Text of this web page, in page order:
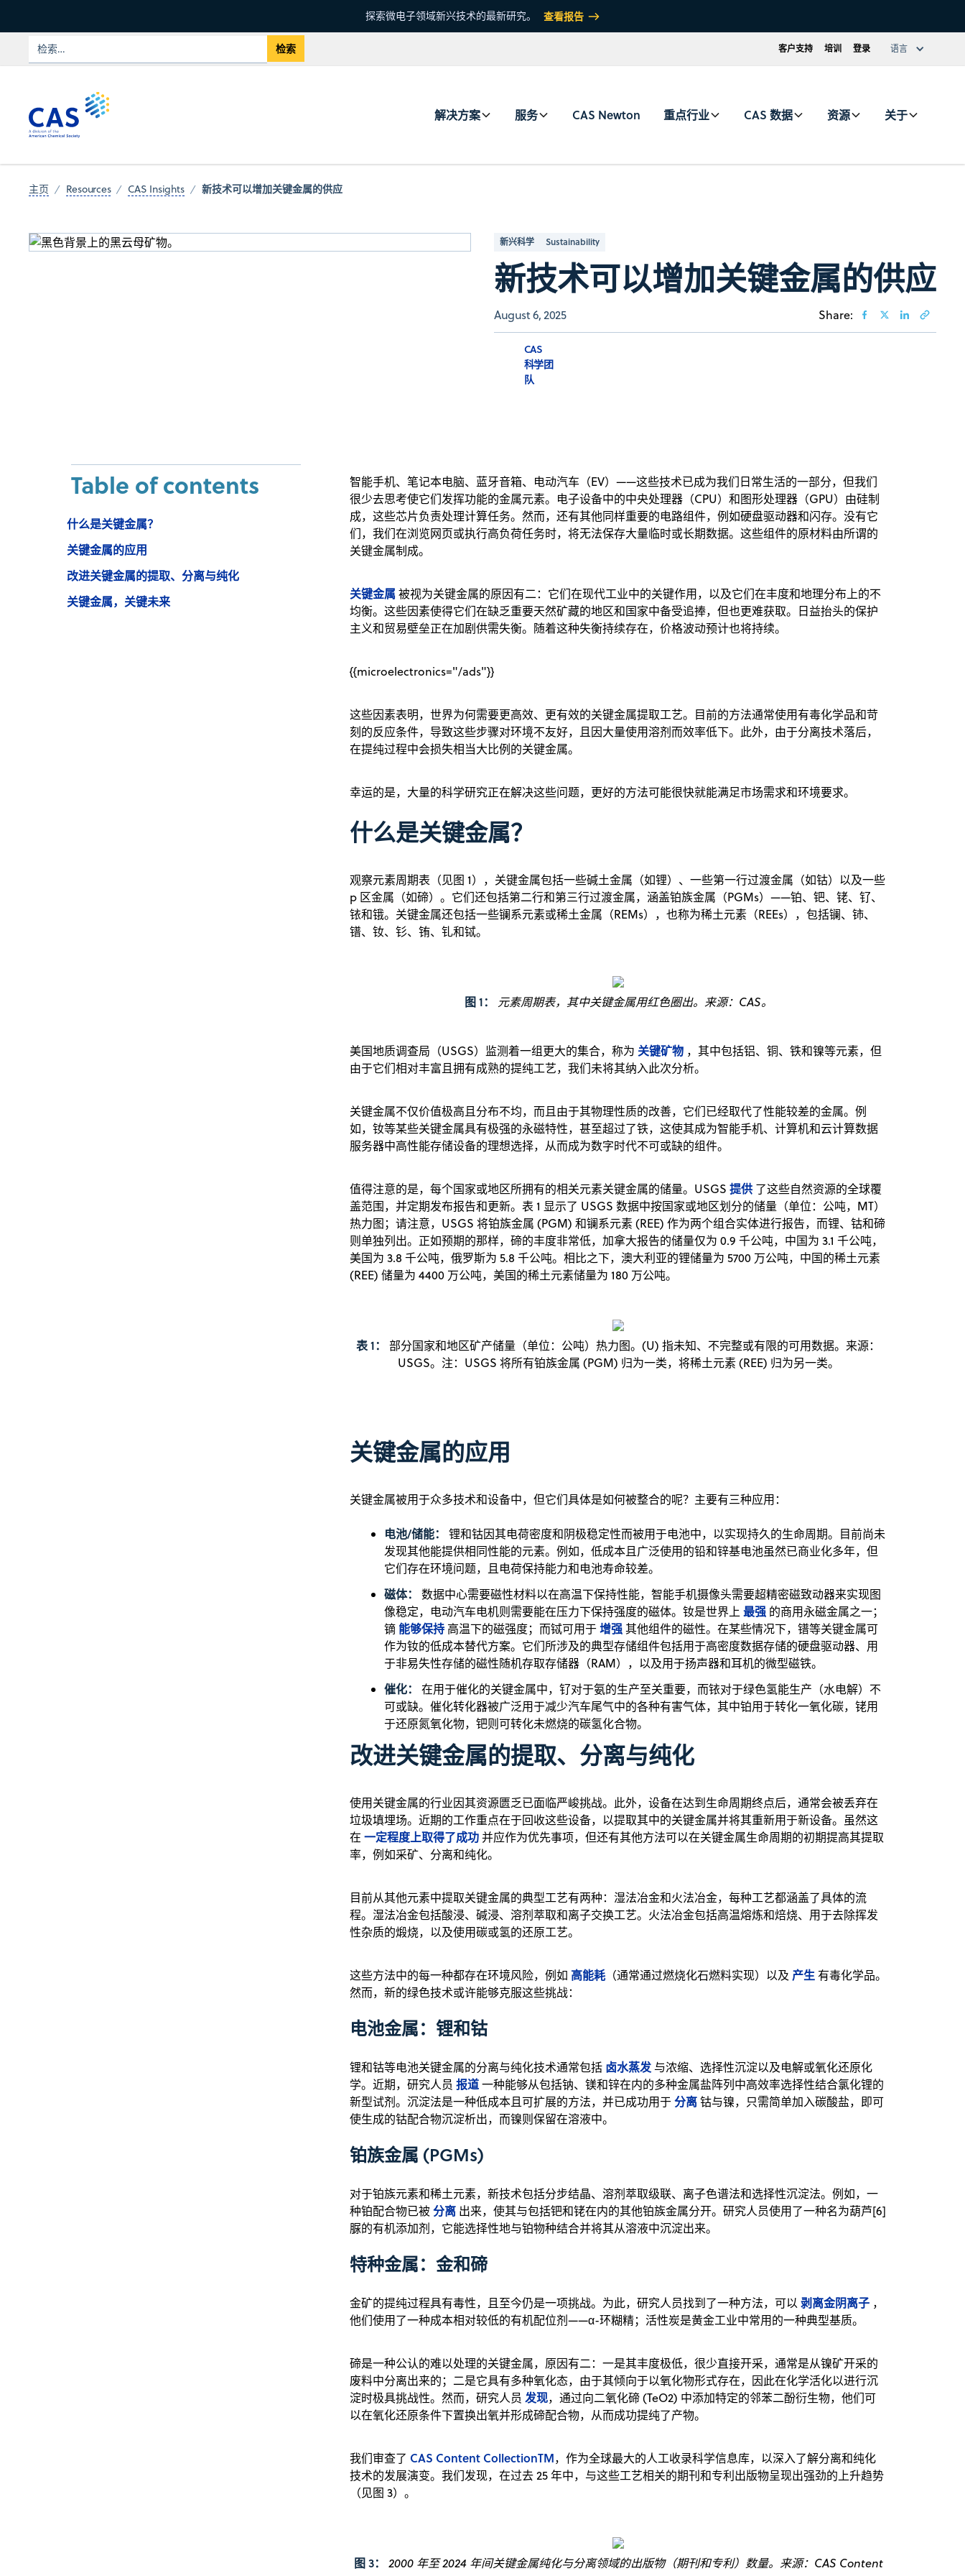
探索微电子领域新兴技术的最新研究。 查看报告
客户支持 培训 登录 语言
解决方案 服务 CAS Newton 重点行业 CAS 数据 资源 关于
主页 Resources CAS Insights 新技术可以增加关键金属的供应
新兴科学 Sustainability
新技术可以增加关键金属的供应
August 6, 2025 Share:
CAS
科学团
队
Table of contents
什么是关键金属？
关键金属的应用
改进关键金属的提取、分离与纯化
关键金属，关键未来
智能手机、笔记本电脑、蓝牙音箱、电动汽车（EV）——这些技术已成为我们日常生活的一部分，但我们
很少去思考使它们发挥功能的金属元素。电子设备中的中央处理器（CPU）和图形处理器（GPU）由硅制
成，这些芯片负责处理计算任务。然而，还有其他同样重要的电路组件，例如硬盘驱动器和闪存。没有它
们，我们在浏览网页或执行高负荷任务时，将无法保存大量临时或长期数据。这些组件的原材料由所谓的
关键金属制成。
关键金属 被视为关键金属的原因有二：它们在现代工业中的关键作用，以及它们在丰度和地理分布上的不
均衡。这些因素使得它们在缺乏重要天然矿藏的地区和国家中备受追捧，但也更难获取。日益抬头的保护
主义和贸易壁垒正在加剧供需失衡。随着这种失衡持续存在，价格波动预计也将持续。
{{microelectronics="/ads"}}
这些因素表明，世界为何需要更高效、更有效的关键金属提取工艺。目前的方法通常使用有毒化学品和苛
刻的反应条件，导致这些步骤对环境不友好，且因大量使用溶剂而效率低下。此外，由于分离技术落后，
在提纯过程中会损失相当大比例的关键金属。
幸运的是，大量的科学研究正在解决这些问题，更好的方法可能很快就能满足市场需求和环境要求。
什么是关键金属？
观察元素周期表（见图 1），关键金属包括一些碱土金属（如锂）、一些第一行过渡金属（如钴）以及一些
p 区金属（如碲）。它们还包括第二行和第三行过渡金属，涵盖铂族金属（PGMs）——铂、钯、铑、钌、
铱和锇。关键金属还包括一些镧系元素或稀土金属（REMs），也称为稀土元素（REEs），包括镧、铈、
镨、钕、钐、铕、钆和铽。
图 1： 元素周期表，其中关键金属用红色圈出。来源：CAS。
美国地质调查局（USGS）监测着一组更大的集合，称为 关键矿物 ，其中包括铝、铜、铁和镍等元素，但
由于它们相对丰富且拥有成熟的提纯工艺，我们未将其纳入此次分析。
关键金属不仅价值极高且分布不均，而且由于其物理性质的改善，它们已经取代了性能较差的金属。例
如，钕等某些关键金属具有极强的永磁特性，甚至超过了铁，这使其成为智能手机、计算机和云计算数据
服务器中高性能存储设备的理想选择，从而成为数字时代不可或缺的组件。
值得注意的是，每个国家或地区所拥有的相关元素关键金属的储量。USGS提供 了这些自然资源的全球覆
盖范围，并定期发布报告和更新。表 1 显示了 USGS 数据中按国家或地区划分的储量（单位：公吨，MT）
热力图；请注意，USGS 将铂族金属 (PGM) 和镧系元素 (REE) 作为两个组合实体进行报告，而锂、钴和碲
则单独列出。正如预期的那样，碲的丰度非常低，加拿大报告的储量仅为 0.9 千公吨，中国为 3.1 千公吨，
美国为 3.8 千公吨，俄罗斯为 5.8 千公吨。相比之下，澳大利亚的锂储量为 5700 万公吨，中国的稀土元素
(REE) 储量为 4400 万公吨，美国的稀土元素储量为 180 万公吨。
表 1：部分国家和地区矿产储量（单位：公吨）热力图。(U) 指未知、不完整或有限的可用数据。来源：
USGS。注：USGS 将所有铂族金属 (PGM) 归为一类，将稀土元素 (REE) 归为另一类。
关键金属的应用
关键金属被用于众多技术和设备中，但它们具体是如何被整合的呢？主要有三种应用：
电池/储能：锂和钴因其电荷密度和阴极稳定性而被用于电池中，以实现持久的生命周期。目前尚未
发现其他能提供相同性能的元素。例如，低成本且广泛使用的铅和锌基电池虽然已商业化多年，但
它们存在环境问题，且电荷保持能力和电池寿命较差。
磁体：
数据中心需要磁性材料以在高温下保持性能，智能手机摄像头需要超精密磁致动器来实现图
像稳定，电动汽车电机则需要能在压力下保持强度的磁体。钕是世界上最强 的商用永磁金属之一；
镝 能够保持 高温下的磁强度；而铽可用于增强其他组件的磁性。在某些情况下，镨等关键金属可
作为钕的低成本替代方案。它们所涉及的典型存储组件包括用于高密度数据存储的硬盘驱动器、用
于非易失性存储的磁性随机存取存储器（RAM），以及用于扬声器和耳机的微型磁铁。
催化：在用于催化的关键金属中，钌对于氨的生产至关重要，而铱对于绿色氢能生产（水电解）不
可或缺。催化转化器被广泛用于减少汽车尾气中的各种有害气体，其中铂用于转化一氧化碳，铑用
于还原氮氧化物，钯则可转化未燃烧的碳氢化合物。
改进关键金属的提取、分离与纯化
使用关键金属的行业因其资源匮乏已面临严峻挑战。此外，设备在达到生命周期终点后，通常会被丢弃在
垃圾填埋场。近期的工作重点在于回收这些设备，以提取其中的关键金属并将其重新用于新设备。虽然这
在一定程度上取得了成功并应作为优先事项，但还有其他方法可以在关键金属生命周期的初期提高其提取
率，例如采矿、分离和纯化。
目前从其他元素中提取关键金属的典型工艺有两种：湿法冶金和火法冶金，每种工艺都涵盖了具体的流
程。湿法冶金包括酸浸、碱浸、溶剂萃取和离子交换工艺。火法冶金包括高温熔炼和焙烧、用于去除挥发
性杂质的煅烧，以及使用碳或氢的还原工艺。
这些方法中的每一种都存在环境风险，例如 高能耗 （通常通过燃烧化石燃料实现）以及 产生有毒化学品。
然而，新的绿色技术或许能够克服这些挑战：
电池金属：锂和钴
锂和钴等电池关键金属的分离与纯化技术通常包括 卤水蒸发 与浓缩、选择性沉淀以及电解或氧化还原化
学。近期，研究人员报道一种能够从包括钠、镁和锌在内的多种金属盐阵列中高效率选择性结合氯化锂的
新型试剂。沉淀法是一种低成本且可扩展的方法，并已成功用于分离钴与镍，只需简单加入碳酸盐，即可
使生成的钴配合物沉淀析出，而镍则保留在溶液中。
铂族金属 (PGMs)
对于铂族元素和稀土元素，新技术包括分步结晶、溶剂萃取级联、离子色谱法和选择性沉淀法。例如，一
种铂配合物已被分离 出来，使其与包括钯和铑在内的其他铂族金属分开。研究人员使用了一种名为葫芦[6]
脲的有机添加剂，它能选择性地与铂物种结合并将其从溶液中沉淀出来。
特种金属：金和碲
金矿的提纯过程具有毒性，且至今仍是一项挑战。为此，研究人员找到了一种方法，可以剥离金阴离子 ，
他们使用了一种成本相对较低的有机配位剂——α-环糊精；活性炭是黄金工业中常用的一种典型基质。
碲是一种公认的难以处理的关键金属，原因有二：一是其丰度极低，很少直接开采，通常是从镍矿开采的
废料中分离出来的；二是它具有多种氧化态，由于其倾向于以氧化物形式存在，因此在化学活化以进行沉
淀时极具挑战性。然而，研究人员发现，通过向二氧化碲 (TeO2) 中添加特定的邻苯二酚衍生物，他们可
以在氧化还原条件下置换出氧并形成碲配合物，从而成功提纯了产物。
我们审查了 CAS Content CollectionTM，作为全球最大的人工收录科学信息库，以深入了解分离和纯化
技术的发展演变。我们发现，在过去 25 年中，与这些工艺相关的期刊和专利出版物呈现出强劲的上升趋势
（见图 3）。
图 3：
2000 年至 2024 年间关键金属纯化与分离领域的出版物（期刊和专利）数量。来源：CAS Content